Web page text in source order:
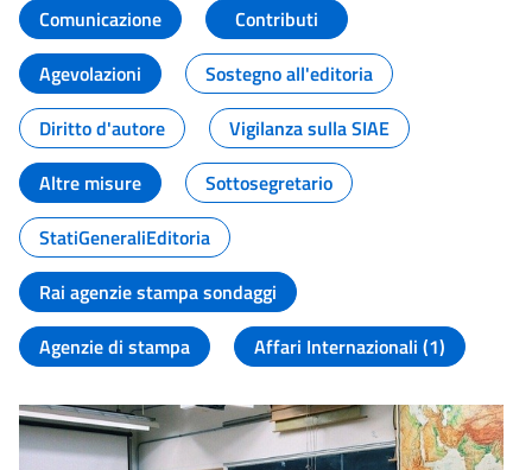
Tutti i contenuti della pagina
Comunicazione
Contributi
Agevolazioni
Sostegno all'editoria
Diritto d'autore
Vigilanza sulla SIAE
Altre misure
Sottosegretario
StatiGeneraliEditoria
Rai agenzie stampa sondaggi
Agenzie di stampa
Affari Internazionali (1)